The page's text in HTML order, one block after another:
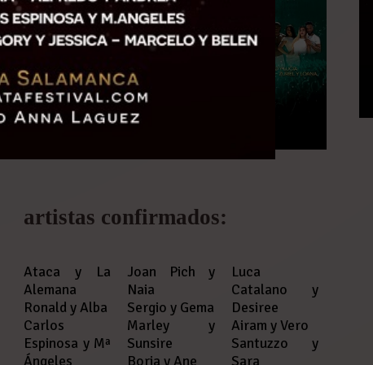
artistas confirmados:
Ataca y La
Alemana
Ronald y Alba
Carlos
Espinosa y Mª
Ángeles
Joan Pich y
Naia
Sergio y Gema
Marley y
Sunsire
Borja y Ane
Luca
Catalano y
Desiree
Airam y Vero
Santuzzo y
Sara